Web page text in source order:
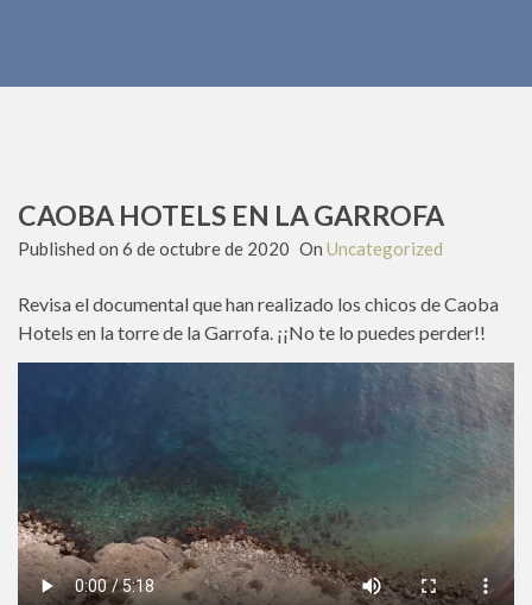
CAOBA HOTELS EN LA GARROFA
Published on 6 de octubre de 2020 On Uncategorized
Revisa el documental que han realizado los chicos de Caoba
Hotels en la torre de la Garrofa. ¡¡No te lo puedes perder!!